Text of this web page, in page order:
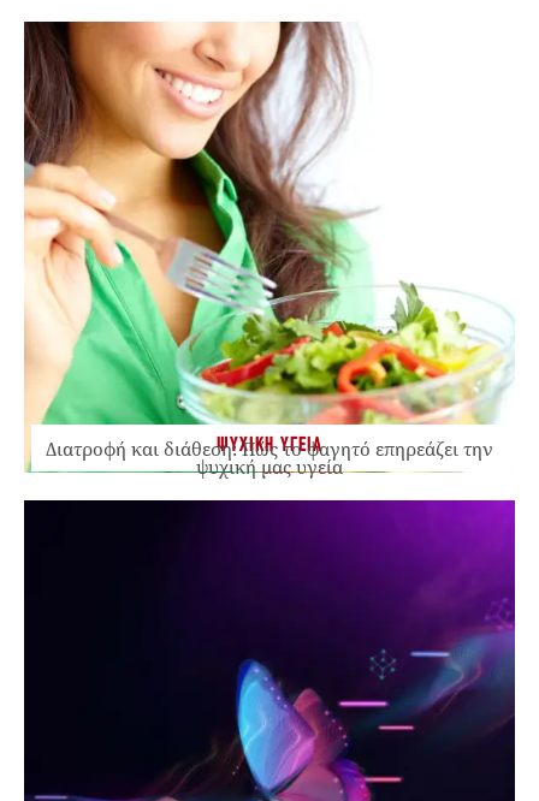
ΨΥΧΙΚΗ ΥΓΕΙΑ
Διατροφή και διάθεση: Πώς το φαγητό επηρεάζει την
ψυχική μας υγεία